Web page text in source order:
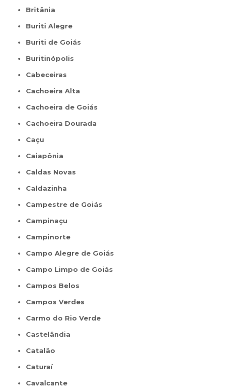
Britânia
Buriti Alegre
Buriti de Goiás
Buritinópolis
Cabeceiras
Cachoeira Alta
Cachoeira de Goiás
Cachoeira Dourada
Caçu
Caiapônia
Caldas Novas
Caldazinha
Campestre de Goiás
Campinaçu
Campinorte
Campo Alegre de Goiás
Campo Limpo de Goiás
Campos Belos
Campos Verdes
Carmo do Rio Verde
Castelândia
Catalão
Caturaí
Cavalcante